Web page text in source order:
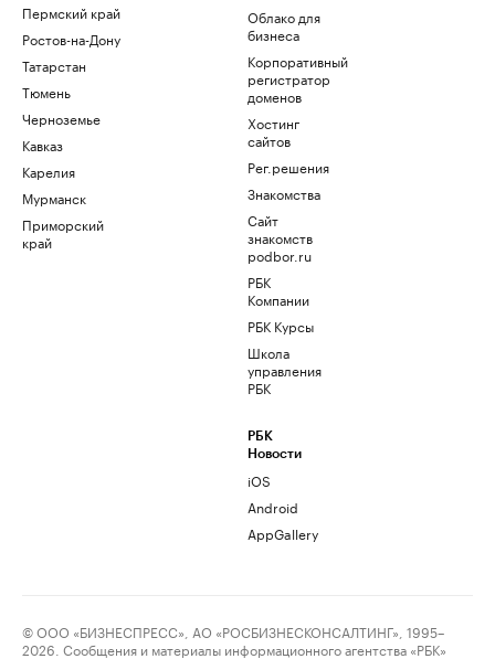
Пермский край
Ростов-на-Дону
Татарстан
Тюмень
Черноземье
Кавказ
Карелия
Мурманск
Приморский
край
Облако для
бизнеса
Корпоративный
регистратор
доменов
Хостинг
сайтов
Рег.решения
Знакомства
Сайт
знакомств
podbor.ru
РБК
Компании
РБК Курсы
Школа
управления
РБК
РБК
Новости
iOS
Android
AppGallery
© ООО «БИЗНЕСПРЕСС», АО «РОСБИЗНЕСКОНСАЛТИНГ», 1995–
2026. Сообщения и материалы информационного агентства «РБК»